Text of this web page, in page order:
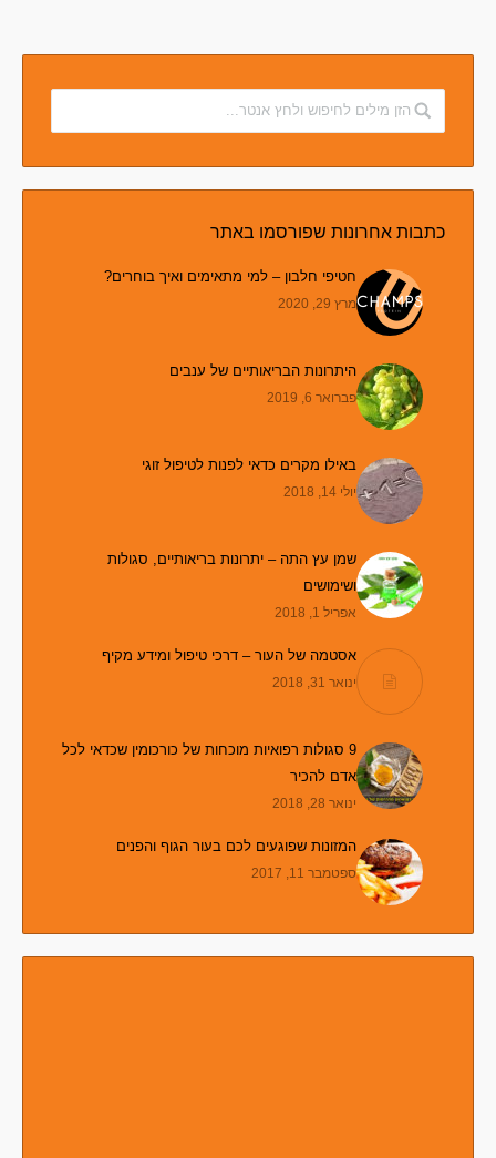
כתבות אחרונות שפורסמו באתר
חטיפי חלבון – למי מתאימים ואיך בוחרים?
מרץ 29, 2020
היתרונות הבריאותיים של ענבים
פברואר 6, 2019
באילו מקרים כדאי לפנות לטיפול זוגי
יולי 14, 2018
שמן עץ התה – יתרונות בריאותיים, סגולות
ושימושים
אפריל 1, 2018
אסטמה של העור – דרכי טיפול ומידע מקיף
ינואר 31, 2018
9 סגולות רפואיות מוכחות של כורכומין שכדאי לכל
אדם להכיר
ינואר 28, 2018
המזונות שפוגעים לכם בעור הגוף והפנים
ספטמבר 11, 2017